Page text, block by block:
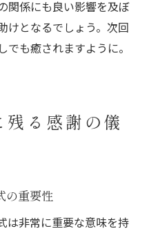
関係にも良い影響を及ぼ
けとなるでしょう。次回
も癒されますように。
る感謝の儀
の重要性
は非常に重要な意味を持